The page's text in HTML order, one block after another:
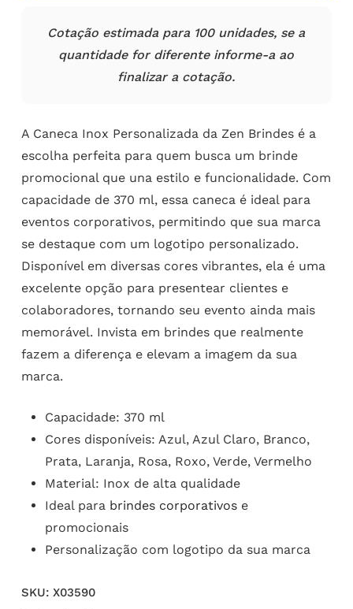
Cotação estimada para 100 unidades, se a
quantidade for diferente informe-a ao
finalizar a cotação.
A Caneca Inox Personalizada da Zen Brindes é a
escolha perfeita para quem busca um brinde
promocional que una estilo e funcionalidade. Com
capacidade de 370 ml, essa caneca é ideal para
eventos corporativos, permitindo que sua marca
se destaque com um logotipo personalizado.
Disponível em diversas cores vibrantes, ela é uma
excelente opção para presentear clientes e
colaboradores, tornando seu evento ainda mais
memorável. Invista em brindes que realmente
fazem a diferença e elevam a imagem da sua
marca.
Capacidade: 370 ml
Cores disponíveis: Azul, Azul Claro, Branco,
Prata, Laranja, Rosa, Roxo, Verde, Vermelho
Material: Inox de alta qualidade
Ideal para brindes corporativose
promocionais
Personalização com logotipo da sua marca
SKU: X03590